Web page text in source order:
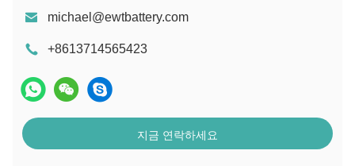
michael@ewtbattery.com
+8613714565423
지금 연락하세요